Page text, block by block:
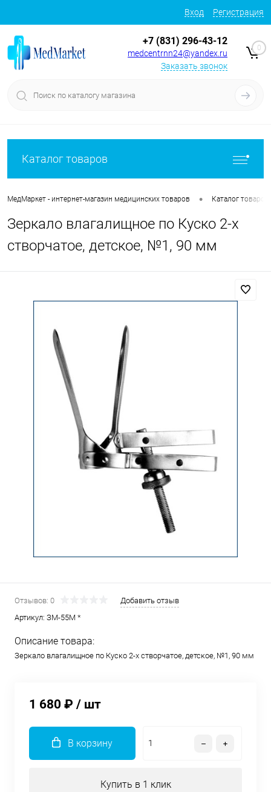
Вход Регистрация
+7 (831) 296-43-12
medcentrnn24@yandex.ru
Заказать звонок
0
Каталог товаров
МедМаркет - интернет-магазин медицинских товаров • Каталог товаров
Зеркало влагалищное по Куско 2-х
створчатое, детское, №1, 90 мм
Отзывов: 0
Добавить отзыв
Артикул: ЗМ-55М *
Описание товара:
Зеркало влагалищное по Куско 2-х створчатое, детское, №1, 90 мм
1 680 ₽ / шт
В корзину
Купить в 1 клик